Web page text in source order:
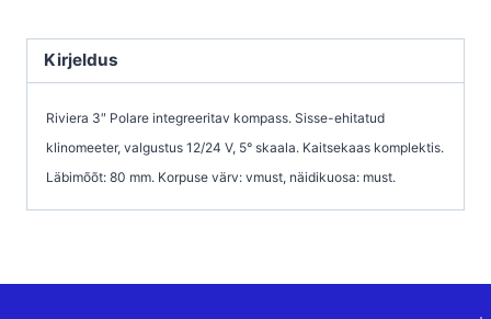
MUST/MUST
kogus
Kirjeldus
Riviera 3″ Polare integreeritav kompass. Sisse-ehitatud
klinomeeter, valgustus 12/24 V, 5° skaala. Kaitsekaas komplektis.
Läbimõõt: 80 mm. Korpuse värv: vmust, näidikuosa: must.